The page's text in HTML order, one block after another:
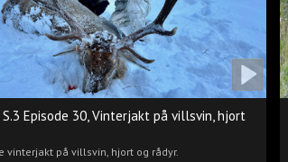
Episode 30, Vinterjakt på villsvin, hjort
vinterjakt på villsvin, hjort og rådyr.